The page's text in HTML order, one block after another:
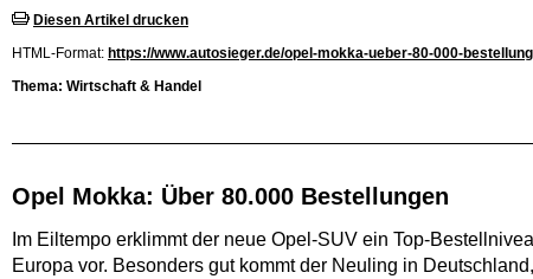
Diesen Artikel drucken
HTML-Format: https://www.autosieger.de/opel-mokka-ueber-80-000-
Thema: Wirtschaft & Handel
Opel Mokka: Über 80.000 Bestellungen
Im Eiltempo erklimmt der neue Opel-SUV ein Top-
Europa vor. Besonders gut kommt der Neuling in